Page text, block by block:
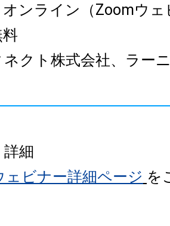
オンライン（Zoomウェ
クト株式会社、ラー
細
ェビナー詳細ページ を